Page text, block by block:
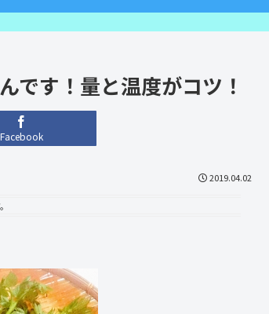
です！量と温度がコツ！
Facebook
2019.04.02